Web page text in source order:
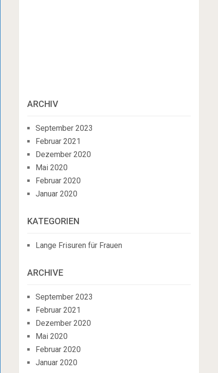
ARCHIV
September 2023
Februar 2021
Dezember 2020
Mai 2020
Februar 2020
Januar 2020
KATEGORIEN
Lange Frisuren für Frauen
ARCHIVE
September 2023
Februar 2021
Dezember 2020
Mai 2020
Februar 2020
Januar 2020